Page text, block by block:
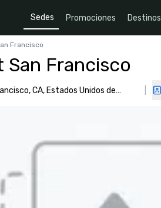
Sedes Promociones Destinos
Francisco
San Francisco
CA, Estados Unidos de